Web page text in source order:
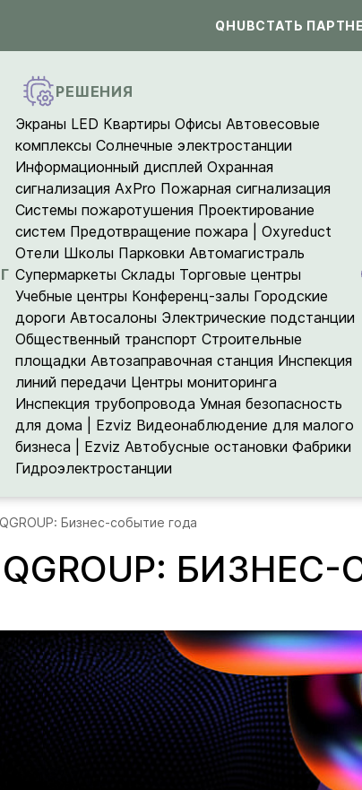
QHUBСТАТЬ
РЕШЕНИЯ
Экраны LED Квартиры Офисы Автовесовые
комплексыСолнечные электростанции
Информационный дисплей Охранная
сигнализация AxPro Пожарная сигнализация
Системы пожаротушения Проектирование
систем Предотвращение пожара | Oxyreduct
Отели Школы Парковки Автомагистраль
Супермаркеты Склады Торговые центры
Учебные центры Конференц-залы Городские
дороги Автосалоны Электрические подстанции
Общественный транспорт Строительные
площадки Автозаправочная станция Инспекция
линий передачи Центры мониторинга
Инспекция трубопровода Умная безопасность
для дома | Ezviz Видеонаблюдение для малого
бизнеса | Ezviz Автобусные остановки Фабрики
Гидроэлектростанции
Бизнес-событие года
QGROUP: